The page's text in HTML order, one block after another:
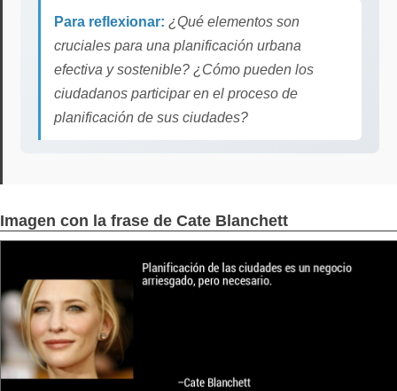
Para reflexionar: ¿Qué elementos son
cruciales para una planificación urbana
efectiva y sostenible? ¿Cómo pueden los
ciudadanos participar en el proceso de
planificación de sus ciudades?
Imagen con la frase de Cate Blanchett